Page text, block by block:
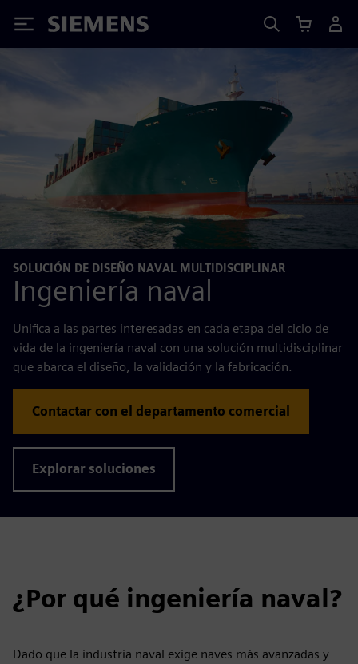
Siemens
SOLUCIÓN DE DISEÑO NAVAL MULTIDISCIPLINAR
Ingeniería naval
Unifica a las partes interesadas en cada etapa del ciclo de
vida de la ingeniería naval con una solución multidisciplinar
que abarca el diseño, la validación y la fabricación.
Contactar con el departamento comercial
Explorar soluciones
¿Por qué ingeniería naval?
Dado que la industria naval exige naves más avanzadas y